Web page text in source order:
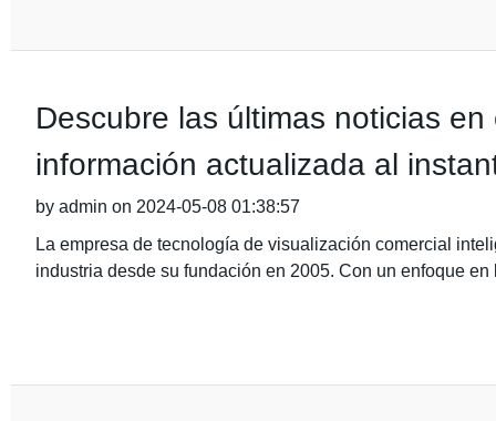
Descubre las últimas noticias
información actualizada al
by admin on 2024-05-08 01:38:57
La empresa de tecnología de visualización comercial
industria desde su fundación en 2005. Con un enfoque